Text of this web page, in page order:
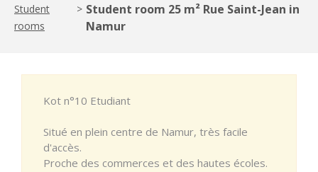
Student
rooms
> Student room 25 m² Rue Saint-Jean in
Namur
Kot n°10 Etudiant
Situé en plein centre de Namur, très facile
d'accès.
Proche des commerces et des hautes écoles.